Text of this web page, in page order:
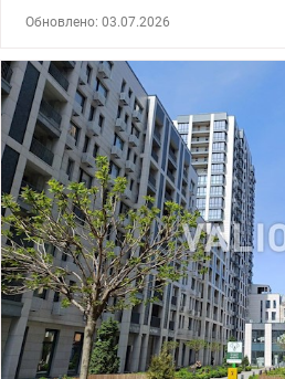
окружении высших учебных
двухуровневая планировка с
кв.м, жилая площадь: 78,00 кв.м,
был построен в 1907 году. Теплый с
стенами и величественно высоким
этажа. Есть газ. Два санузла –
кухни – на 1 и 2 этаже. Окна квартиры выходят во двор.
Декоративный бассейн. Кладовые и
помещения. Квартира в жилом
автономный газовый котел.
увеличить мансарду на 100 кв.м.
в чердачном пространстве и
естественным светом.
двор, где есть парковочные места.
соответствующая престижному
Золотые ворота. Комиссия АН – 5%
Обновлено: 03.07.2026